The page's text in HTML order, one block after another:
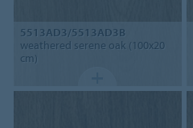
5513AD3/5513AD3B
weathered serene oak (100x20
cm)